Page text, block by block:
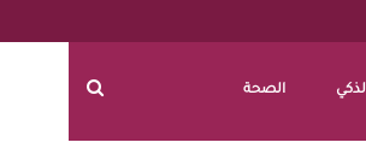
الصحة